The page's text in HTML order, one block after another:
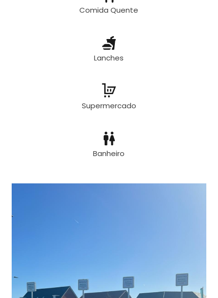
Comida Quente
Lanches
Supermercado
Banheiro